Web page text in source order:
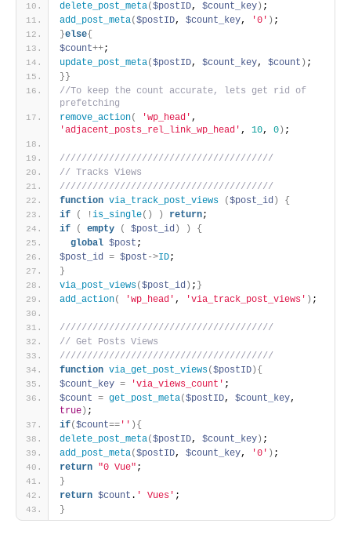
delete_post_meta($postID, $count_key ) ;
add_post_meta($postID, $count_key, '0' ) ;
}else{
$count++;
update_post_meta($postID, $count_key, $count ) ;
} }
//To keep the count accurate, lets get rid of
prefetching
remove_action( 'wp_head'
'adjacent_posts_rel_link_wp_head' , 10, 0 ) ;
///////////////////////////////////////
// Tracks Views
///////////////////////////////////////
function via_track_post_views ($post_id )
{
if
( ! is_single( ) ) return;
if
( empty ( $post_id ) )
{
global $post ;
$post_id = $post ->ID;
}
via_post_views($post_id ) ; }
add_action( 'wp_head' , 'via_track_post_views' ) ;
///////////////////////////////////////
// Get Posts Views
///////////////////////////////////////
function via_get_post_views($postID ) {
$count_key = 'via_views_count' ;
$count = get_post_meta($postID, $count_key
true ) ;
if($count== '' ) {
delete_post_meta($postID, $count_key ) ;
add_post_meta($postID, $count_key, '0' ) ;
return "0 Vue" ;
}
return $count . ' Vues' ;
}